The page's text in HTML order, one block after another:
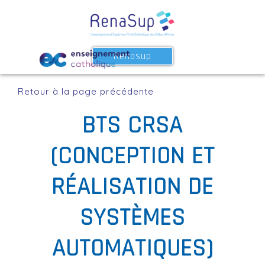
Renasup
Retour à la page précédente
BTS CRSA
(CONCEPTION ET
RÉALISATION DE
SYSTÈMES
AUTOMATIQUES)